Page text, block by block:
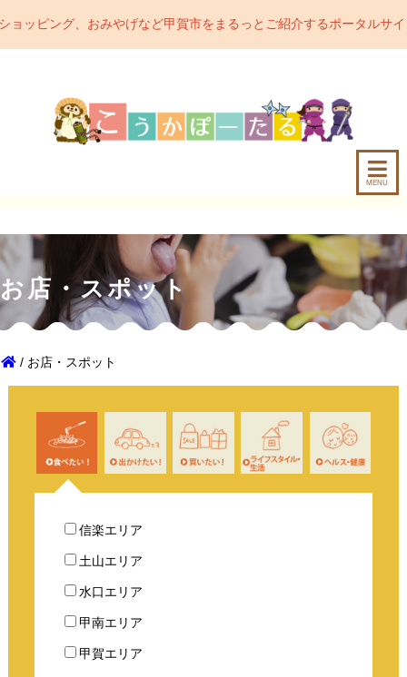
やげなど甲賀市をまるっとご紹介するポータルサイトです。甲
MENU
お店・スポット
/ お店・スポット
信楽エリア
土山エリア
水口エリア
甲南エリア
甲賀エリア